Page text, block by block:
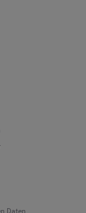
Daten